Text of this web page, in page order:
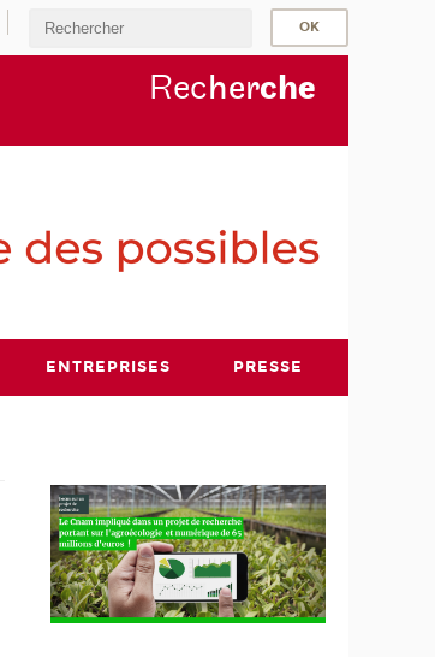
Recherche
ENTREPRISES PRESSE